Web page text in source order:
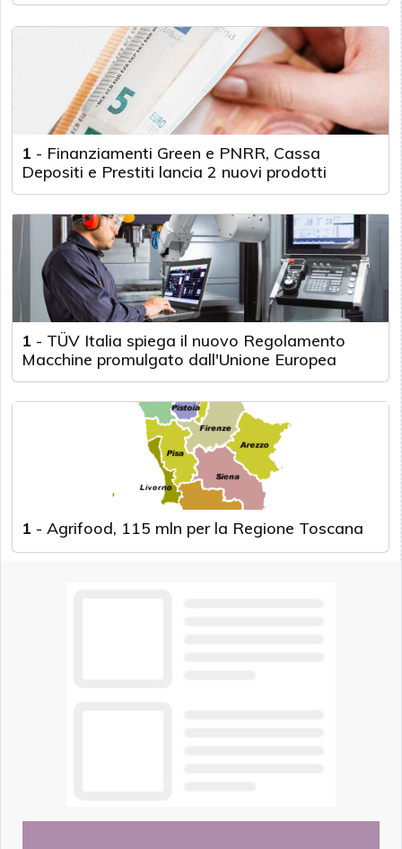
1 - Finanziamenti Green e PNRR, Cassa
Depositi e Prestiti lancia 2 nuovi prodotti
1 - TÜV Italia spiega il nuovo Regolamento
Macchine promulgato dall'Unione Europea
1 - Agrifood, 115 mln per la Regione Toscana